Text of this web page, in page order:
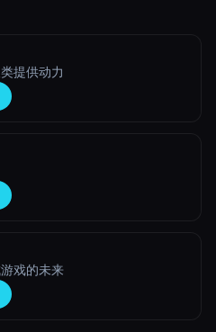
提供动力
戏的未来